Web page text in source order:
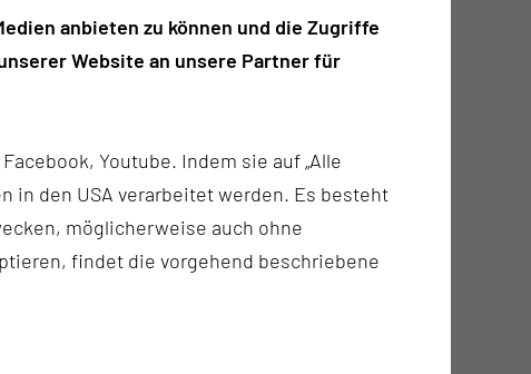
anbieten zu können und die Zugriffe
Website an unsere Partner für
Youtube. Indem sie auf „Alle
in den USA verarbeitet werden. Es besteht
möglicherweise auch ohne
findet die vorgehend beschriebene